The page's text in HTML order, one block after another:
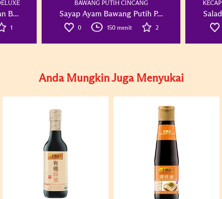
B...
1
BAWANG PUTIH CINCANG
Sayap Ayam Bawang Putih P...
0 150 menit 2
Anda Mungkin Juga Menyukai